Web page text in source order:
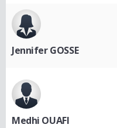
Jennifer GOSSE
Medhi OUAFI